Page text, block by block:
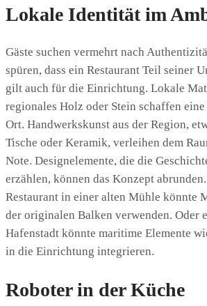
Lokale Identität im
Gäste suchen vermehrt nach
spüren, dass ein Restaurant Teil seiner
gilt auch für die Einrichtung. Lokale
regionales Holz oder Stein schaffen
Ort. Handwerkskunst aus der Region,
Tische oder Keramik, verleihen dem
Note. Designelemente, die die
erzählen, können das Konzept
Restaurant in einer alten Mühle könnte
der originalen Balken verwenden. Oder
Hafenstadt könnte maritime Elemente
in die Einrichtung integrieren.
Roboter in der Küche